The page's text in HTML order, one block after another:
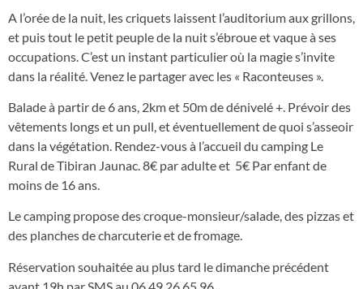
A l’orée de la nuit, les criquets laissent l’auditorium aux grillons,
et puis tout le petit peuple de la nuit s’ébroue et vaque à ses
occupations. C’est un instant particulier où la magie s’invite
dans la réalité. Venez le partager avec les « Raconteuses ».
Balade à partir de 6 ans, 2km et 50m de dénivelé +. Prévoir des
vêtements longs et un pull, et éventuellement de quoi s’asseoir
dans la végétation. Rendez-vous à l’accueil du camping Le
Rural de Tibiran Jaunac. 8€ par adulte et 5€ Par enfant de
moins de 16 ans.
Le camping propose des croque-monsieur/salade, des pizzas et
des planches de charcuterie et de fromage.
Réservation souhaitée au plus tard le dimanche précédent